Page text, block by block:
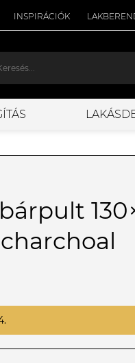
INSPIRÁCIÓK